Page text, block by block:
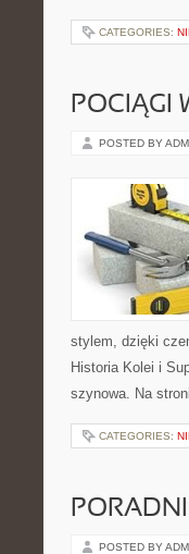
CATEGORIES:
POCIĄGI
POSTED BY
stylem, dzięki
Historia Kolei i
szynowa. Na
CATEGORIES:
POSTED BY